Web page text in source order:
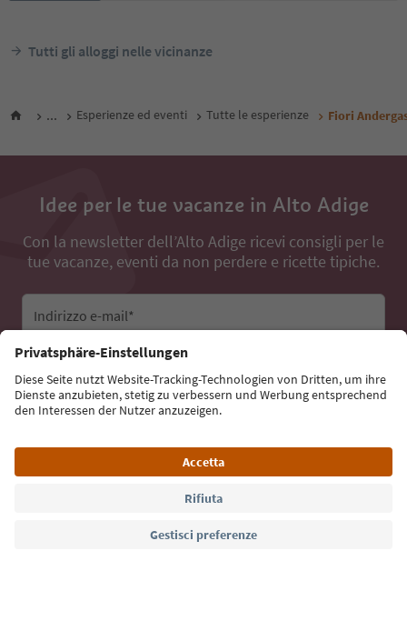
Tutti gli alloggi nelle vicinanze
... Esperienze ed eventi Tutte le esperienze Fiori
Idee per le tue vacanze in Alto Adige
Con la newsletter dell’Alto Adige ricevi consigli per le
tue vacanze, eventi da non perdere e ricette tipiche.
Indirizzo e-mail*
Iscriviti alla newsletter